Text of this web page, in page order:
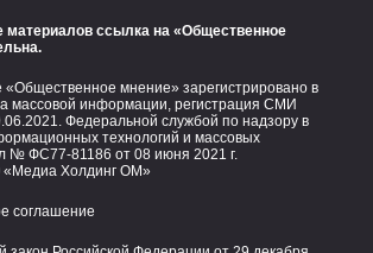
материалов ссылка на «Общественное
«Общественное мнение» зарегистрировано в
массовой информации, регистрация СМИ
Федеральной службой по надзору в
технологий и массовых
№ ФС77-81186 от 08 июня 2021 г.
Холдинг ОМ»
соглашение